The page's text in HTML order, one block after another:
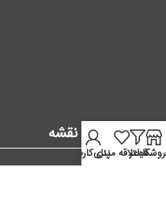
موقعیت ما در نقشه
فیلترعلاقه مندیپنل کاربر